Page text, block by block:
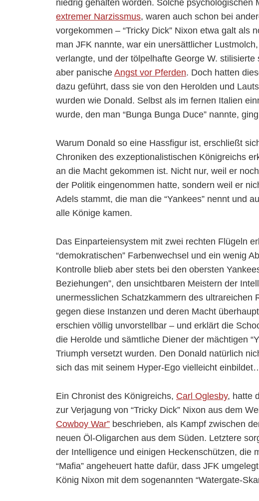
niedrig gehalten worden. Solche psychologischen
extremer Narzissmus, waren auch schon bei
vorgekommen – “Tricky Dick” Nixon etwa galt als
man JFK nannte, war ein unersättlicher
verlangte, und der tölpelhafte George W.
aber panische Angst vor Pferden. Doch hatten
dazu geführt, dass sie von den Herolden und
wurden wie Donald. Selbst als im fernen Italien
wurde, den man “Bunga Bunga Duce” nannte,
Warum Donald so eine Hassfigur ist, erschließt
Chroniken des exzeptionalistischen Königreichs
an die Macht gekommen ist. Nicht nur, weil er
der Politik eingenommen hatte, sondern weil er
Adels stammt, die man die “Yankees” nennt und
alle Könige kamen.
Das Einparteiensystem mit zwei rechten Flügeln
“demokratischen” Farbenwechsel und ein wenig
Kontrolle blieb aber stets bei den obersten
Beziehungen”, den unsichtbaren Meistern der
unermesslichen Schatzkammern des ultrareichen
gegen diese Instanzen und deren Macht
erschien völlig unvorstellbar – und erklärt die
die Herolde und sämtliche Diener der mächtigen
Triumph versetzt wurden. Den Donald natürlich
sich das mit seinem Hyper-Ego vielleicht
Ein Chronist des Königreichs, Carl Oglesby, hatte
zur Verjagung von “Tricky Dick” Nixon aus dem
Cowboy War” beschrieben, als Kampf zwischen
neuen Öl-Oligarchen aus dem Süden. Letztere
der Intelligence und einigen Heckenschützen, die
“Mafia” angeheuert hatte dafür, dass JFK
König Nixon mit dem sogenannten “Watergate-